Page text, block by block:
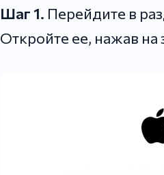
Шаг 1. Перейдите в
Откройте ее, нажав на